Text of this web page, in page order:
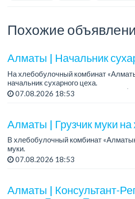
Похожие
Алматы | Начальник
На хлебобулочный комбинат
начальник сухарного цеха.
Зарплата: от 300 000 тенге на руки
Требования: оп...
07.08.2026 18:53
Алматы | Грузчик муки на
В хлебобулочный комбинат
муки.
График работы: 5/2, с 09.00 до 18.00.
07.08.2026 18:53
Алматы | Консультант-